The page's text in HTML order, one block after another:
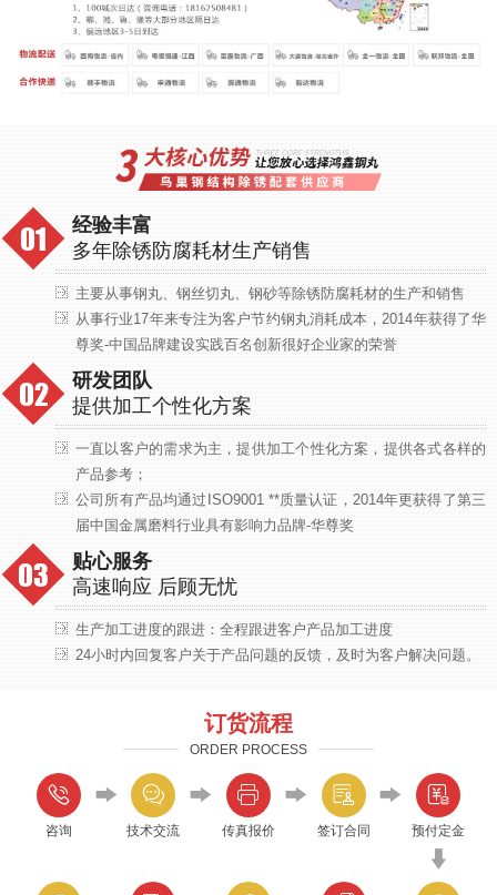
经验丰富
多年除锈防腐耗材生产销售
主要从事钢丸、钢丝切丸、钢砂等除锈防腐耗材的生产和销售
从事行业17年来专注为客户节约钢丸消耗成本，2014年获得了华
尊奖-中国品牌建设实践百名创新很好企业家的荣誉
研发团队
提供加工个性化方案
一直以客户的需求为主，提供加工个性化方案，提供各式各样的
产品参考；
公司所有产品均通过ISO9001 **质量认证，2014年更获得了第三
届中国金属磨料行业具有影响力品牌-华尊奖
贴心服务
高速响应 后顾无忧
生产加工进度的跟进：全程跟进客户产品加工进度
24小时内回复客户关于产品问题的反馈，及时为客户解决问题。
订货流程
ORDER PROCESS
咨询 技术交流 传真报价 签订合同 预付定金